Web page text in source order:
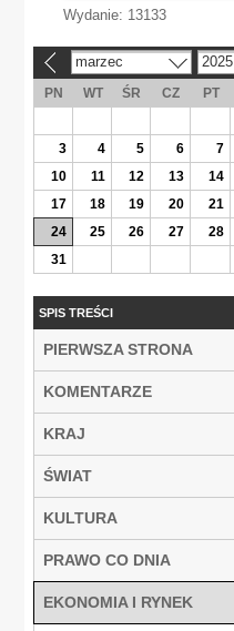
Wydanie: 13133
marzec 2025
PN WT ŚR CZ PT
3
4 5 6 7
10
11 12 13 14
17
18 19 20 21
24
25 26 27 28
31
SPIS TREŚCI
PIERWSZA STRONA
KOMENTARZE
KRAJ
ŚWIAT
KULTURA
PRAWO CO DNIA
EKONOMIA I RYNEK